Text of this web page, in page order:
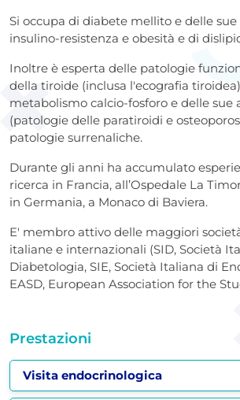
Si occupa di diabete mellito e delle
insulino-resistenza e obesità e di
Inoltre è esperta delle patologie
della tiroide (inclusa l'ecografia
metabolismo calcio-fosforo e delle sue
(patologie delle paratiroidi e
patologie surrenaliche.
Durante gli anni ha accumulato
ricerca in Francia, all’Ospedale La
in Germania, a Monaco di Baviera.
E' membro attivo delle maggiori
italiane e internazionali (SID, Società
Diabetologia, SIE, Società Italiana di
EASD, European Association for the
Prestazioni
Visita endocrinologica